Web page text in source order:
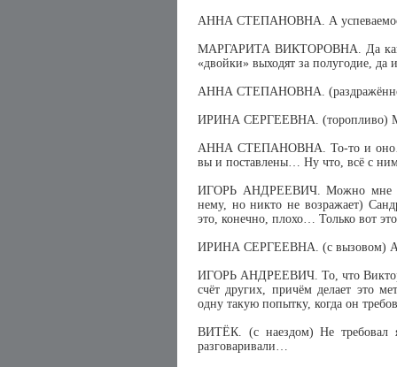
АННА СТЕПАНОВНА. А
МАРГАРИТА ВИКТОРОВНА. Да как
«двойки» выходят за полугодие, да
АННА СТЕПАНОВНА.
ИРИНА СЕРГЕЕВНА. (торопливо)
АННА СТЕПАНОВНА. То-то и оно…
вы и поставлены… Ну что, всё с
ИГОРЬ АНДРЕЕВИЧ. Можно мне
нему, но никто не возражает)
это, конечно, плохо… Только вот
ИРИНА СЕРГЕЕВНА. (с вызовом) А
ИГОРЬ АНДРЕЕВИЧ. То, что Виктор
счёт других, причём делает это
одну такую попытку, когда он
ВИТЁК. (с наездом) Не требовал
разговаривали…